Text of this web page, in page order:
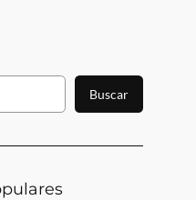
Buscar